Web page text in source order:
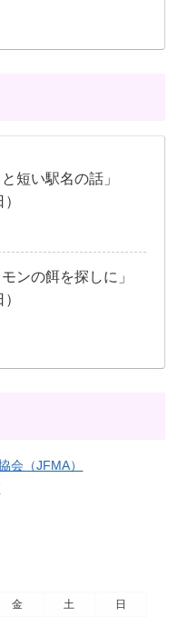
短い駅名の話」
ンの餌を探しに」
会（JFMA）
金 土 日